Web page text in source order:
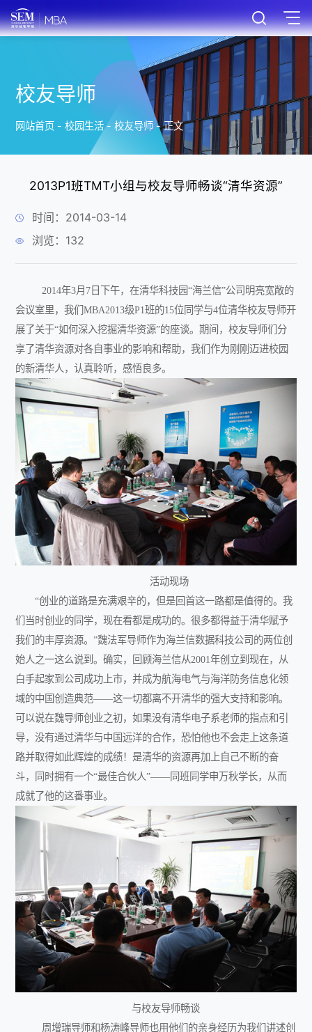
校友导师
网站首页 -校园生活-校友导师-正文
2013P1班TMT小组与校友导师畅谈“清华资源”
时间：2014-03-14
浏览： 132
2014年3月 7日下午，在清华科技园“海兰信”公司明亮宽敞的
会议室里，我们MBA2013级P1班的15位同学与4位清华校友导师开
展了关于“如何深入挖掘清华资源”的座谈。期间，校友导师们分
享了清华资源对各自事业的影响和帮助，我们作为刚刚迈进校园
的新清华人，认真聆听，感悟良多。
活动现场
“创业的道路是充满艰辛的，但是回首这一路都是值得的。我
们当时创业的同学，现在看都是成功的。很多都得益于清华赋予
我们的丰厚资源。”魏法军导师作为海兰信数据科技公司的两位创
始人之一这么说到。确实，回顾海兰信从2001年创立到现在，从
白手起家到公司成功上市，并成为航海电气与海洋防务信息化领
域的中国创造典范——这一切都离不开清华的强大支持和影响。
可以说在魏导师创业之初，如果没有清华电子系老师的指点和引
导，没有通过清华与中国远洋的合作，恐怕他也不会走上这条道
路并取得如此辉煌的成绩！是清华的资源再加上自己不断的奋
斗，同时拥有一个“最佳合伙人”——同班同学申万秋学长，从而
成就了他的这番事业。
与校友导师畅谈
周增瑞导师和杨涛峰导师也用他们的亲身经历为我们讲述创